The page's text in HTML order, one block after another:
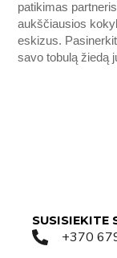
patikimas
aukščiausios
eskizus.
savo tobulą žiedą
SUSISIEKITE
+370